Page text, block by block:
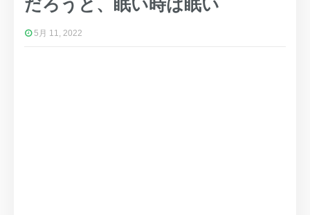
だろうと、眠い時は眠い
5月 11, 2022